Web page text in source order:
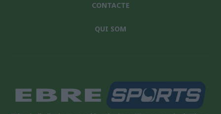
CONTACTE
QUI SOM